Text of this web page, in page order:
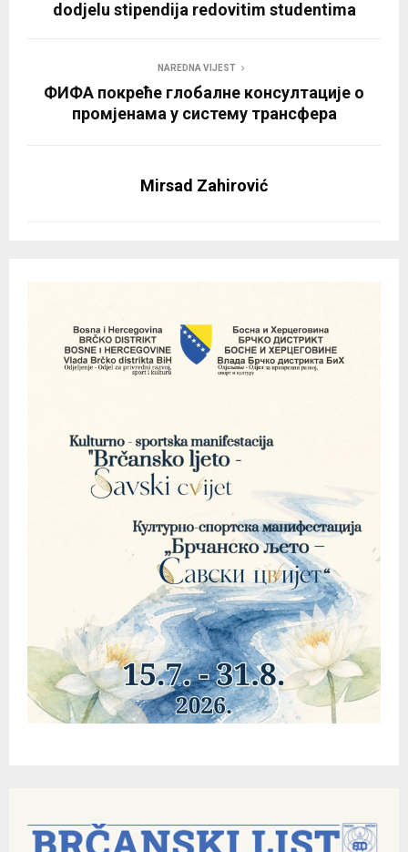
dodjelu stipendija redovitim studentima
NAREDNA VIJEST
ФИФА покреће глобалне консултације о
промјенама у систему трансфера
Mirsad Zahirović